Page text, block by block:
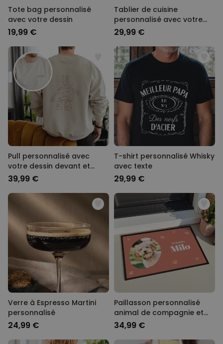
Tote bag personnalisé
avec votre dessin
19,99 €
Tablier de cuisine
personnalisé avec votre
dessin
29,99 €
Pull personnalisé avec
votre dessin devant et
derrière
39,99 €
T-shirt personnalisé Whisky
avec texte
29,99 €
Verre à Espresso Martini
personnalisé
24,99 €
Paillasson personnalisé
animal de compagnie et
nom
34,99 €